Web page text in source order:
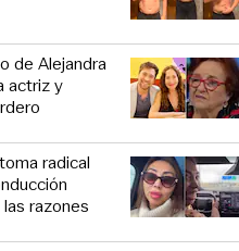
de Alejandra
actriz y
radical
razones